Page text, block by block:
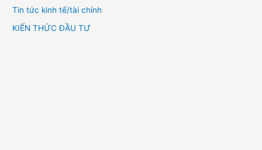
Tin tức kinh tế/tài chính
KIẾN THỨC ĐẦU TƯ